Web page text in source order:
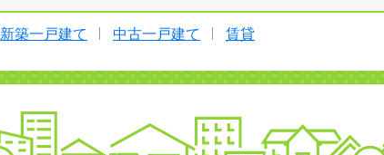
新築一戸建て 中古一戸建て 賃貸